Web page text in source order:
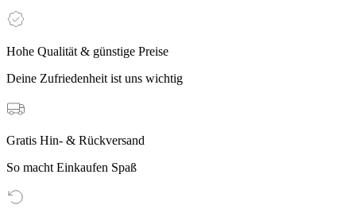
Hohe Qualität & günstige Preise
Deine Zufriedenheit ist uns wichtig
Gratis Hin- & Rückversand
So macht Einkaufen Spaß